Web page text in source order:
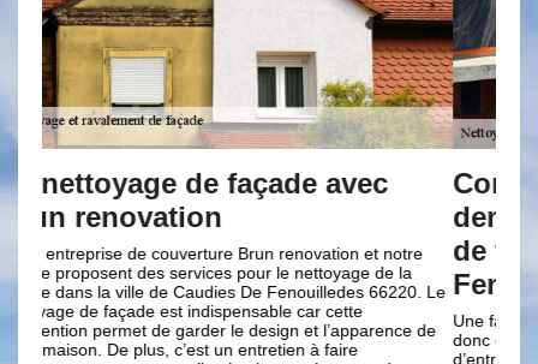
Compléter un formulaire de
demande de devis en ravalement
de façade à Caudies De
Fenouilledes
Une façade assure la beauté extérieure de vos maisons,
donc c’est important d’avoir une façade de qualité. Avant
d’entreprendre le ravalement de votre façade dans la